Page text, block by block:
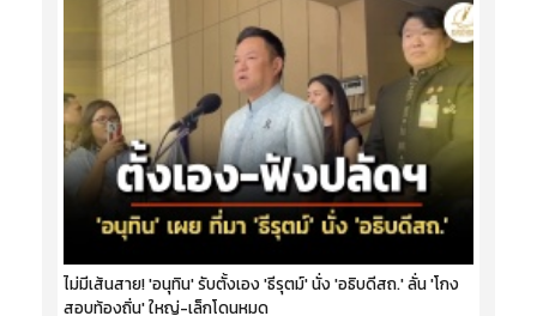
ไม่มีเส้นสาย! 'อนุทิน' รับตั้งเอง 'ธีรุตม์' นั่ง 'อธิบดีสถ.' ลั่น 'โกง
สอบท้องถิ่น' ใหญ่-เล็กโดนหมด